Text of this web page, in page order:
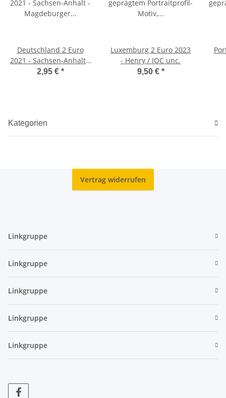
Deutschland 2 Euro
2021 - Sachsen-Anhalt -
Magdeburger Dom - G*
2,95 € *
Luxemburg 2 Euro 2023
- Henry / IOC unc.
9,50 € *
Kategorien
Vertrag widerrufen
Linkgruppe
Linkgruppe
Linkgruppe
Linkgruppe
Linkgruppe